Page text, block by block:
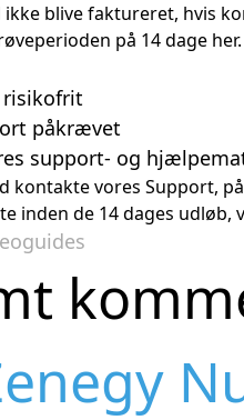
blive faktureret, hvis
på 14 dage her.
risikofrit
påkrævet
support- og
kontakte vores Support, på
inden de 14 dages udløb,